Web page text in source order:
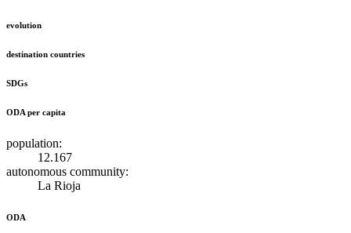
evolution
destination countries
SDGs
ODA per capita
population:
12.167
autonomous community:
La Rioja
ODA